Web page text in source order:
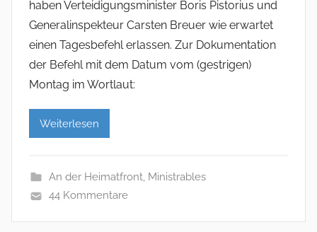
haben Verteidigungsminister Boris Pistorius und
Generalinspekteur Carsten Breuer wie erwartet
einen Tagesbefehl erlassen. Zur Dokumentation
der Befehl mit dem Datum vom (gestrigen)
Montag im Wortlaut:
Weiterlesen
An der Heimatfront, Ministrables
44 Kommentare